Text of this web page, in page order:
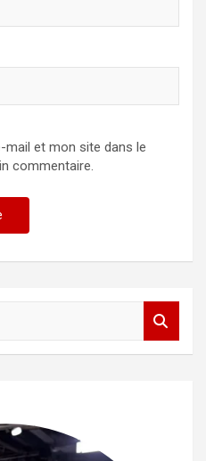
mail et mon site dans le
commentaire.